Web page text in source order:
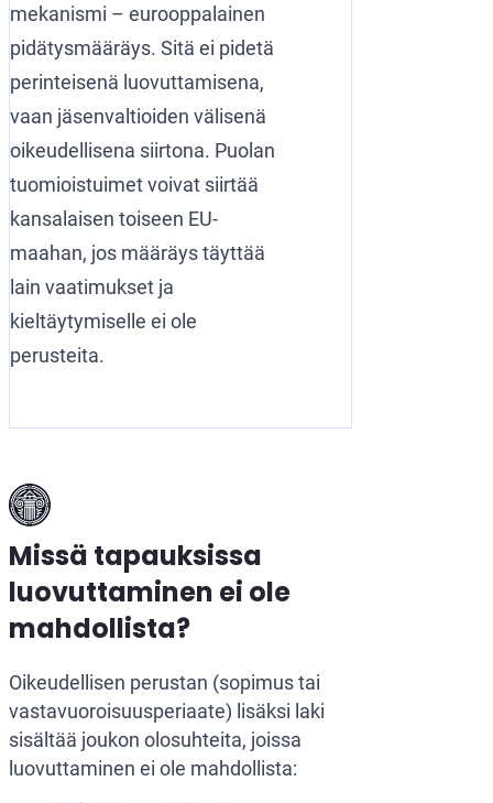
mekanismi – eurooppalainen
pidätysmääräys. Sitä ei pidetä
perinteisenä luovuttamisena,
vaan jäsenvaltioiden välisenä
oikeudellisena siirtona. Puolan
tuomioistuimet voivat siirtää
kansalaisen toiseen EU-
maahan, jos määräys täyttää
lain vaatimukset ja
kieltäytymiselle ei ole
perusteita.
Missä tapauksissa
luovuttaminen ei ole
mahdollista?
Oikeudellisen perustan (sopimus tai
vastavuoroisuusperiaate) lisäksi laki
sisältää joukon olosuhteita, joissa
luovuttaminen ei ole mahdollista: